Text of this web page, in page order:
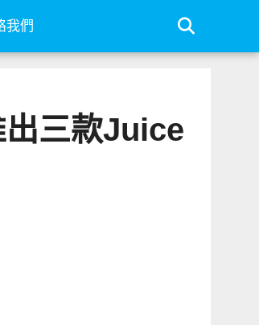
我們
三款Juice